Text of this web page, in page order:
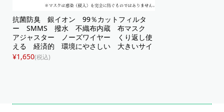
抗菌防臭 銀イオン 99％カットフィルタ
ー SMMS 撥水 不織布内蔵 布マスク
アジャスター ノーズワイヤー くり返し使
える 経済的 環境にやさしい 大きいサイ
ズ 立体マスク グレー 立体構造
¥1,650(税込)